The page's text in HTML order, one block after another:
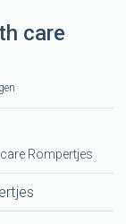
care
Rompertjes